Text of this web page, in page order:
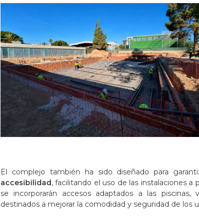
El complejo también ha sido diseñado para
accesibilidad, facilitando el uso de las instalaciones a
se incorporarán accesos adaptados a las
destinados a mejorar la comodidad y seguridad de los